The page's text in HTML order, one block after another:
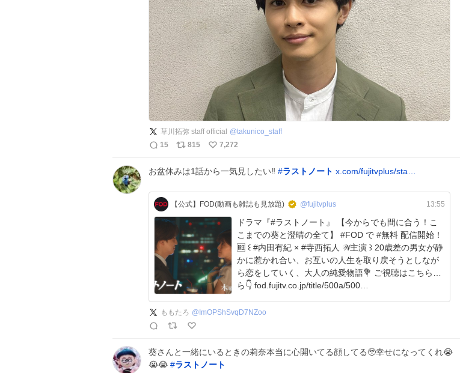
草川拓弥 staff official @takunico_staff
15
815 7,272
お盆休みは1話から一気見したい‼️ #ラストノート x.com/fujitvplus/sta…
【公式】FOD(動画も雑誌も見放題) @fujitvplus 13:55
ドラマ『#ラストノート』 【今からでも間に合う！こ
こまでの葵と澄晴の全て】 #FOD で #無料 配信開始！
🆓 ꒰ #内田有紀 × #寺西拓人 𝒲主演 ꒱ 20歳差の男女が静
かに惹かれ合い、お互いの人生を取り戻そうとしなが
ら恋をしていく、大人の純愛物語💐 ご視聴はこちらか
ら👇 fod.fujitv.co.jp/title/500a/500…
ももたろ @ ImOPShSvqD7NZoo
葵さんと一緒にいるときの莉奈本当に心開いてる顔してる🥹幸せになってくれ😭
😭😭 #ラストノート